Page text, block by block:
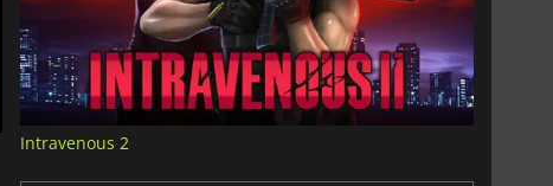
Intravenous 2